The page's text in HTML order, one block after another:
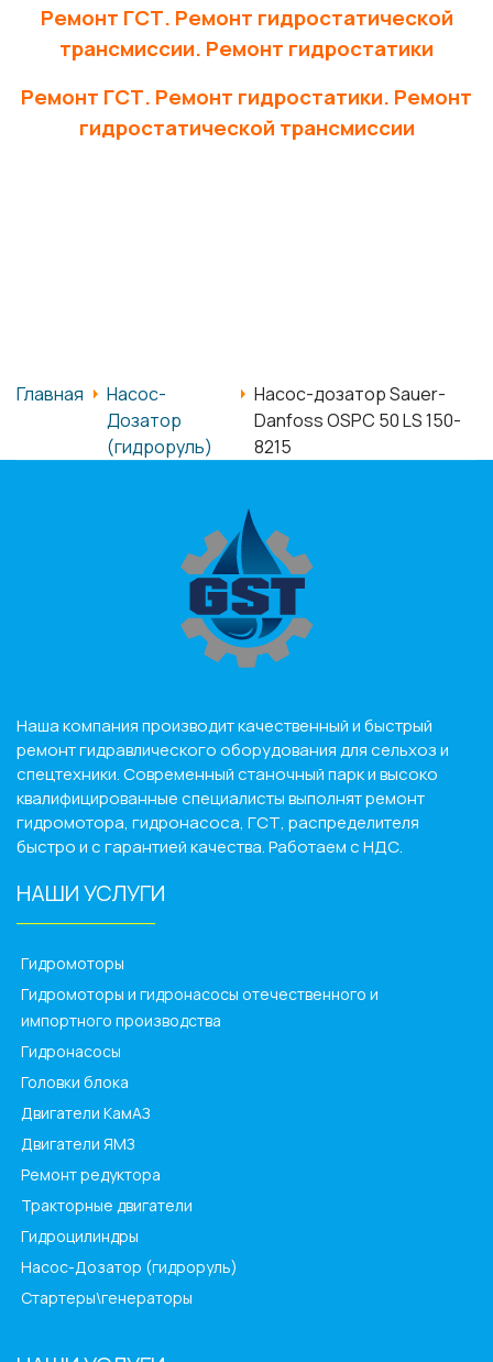
Ремонт ГСТ. Ремонт гидростатической
трансмиссии. Ремонт гидростатики
Ремонт ГСТ. Ремонт гидростатики. Ремонт
гидростатической трансмиссии
Главная
Насос-
Дозатор
(гидроруль)
Насос-дозатор Sauer-
Danfoss OSPC 50 LS 150-
8215
Наша компания производит качественный и быстрый
ремонт гидравлического оборудования для сельхоз и
спецтехники. Современный станочный парк и высоко
квалифицированные специалисты выполнят ремонт
гидромотора, гидронасоса, ГСТ, распределителя
быстро и с гарантией качества. Работаем с НДС.
НАШИ УСЛУГИ
Гидромоторы
Гидромоторы и гидронасосы отечественного и
импортного производства
Гидронасосы
Головки блока
Двигатели КамАЗ
Двигатели ЯМЗ
Ремонт редуктора
Тракторные двигатели
Гидроцилиндры
Насос-Дозатор (гидроруль)
Стартеры\генераторы